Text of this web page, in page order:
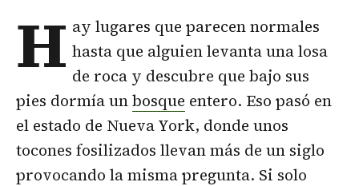
H ay lugares que parecen normales
hasta que alguien levanta una losa
de roca y descubre que bajo sus
pies dormía unbosque entero. Eso pasó en
el estado de Nueva York, donde unos
tocones fosilizados llevan más de un siglo
provocando la misma pregunta. Si solo